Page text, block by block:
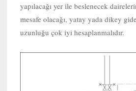
yapılacağı yer ile beslenecek
mesafe olacağı, yatay yada dikey
uzunluğu çok iyi hesaplanmalıdır.